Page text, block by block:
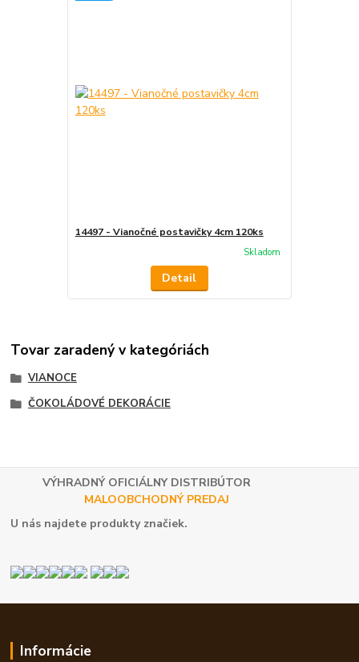
14497 - Vianočné postavičky 4cm 120ks
Skladom
Detail
Tovar zaradený v kategóriách
VIANOCE
ČOKOLÁDOVÉ DEKORÁCIE
VÝHRADNÝ OFICIÁLNY DISTRIBÚTOR
MALOOBCHODNÝ PREDAJ
U nás najdete produkty značiek.
Informácie